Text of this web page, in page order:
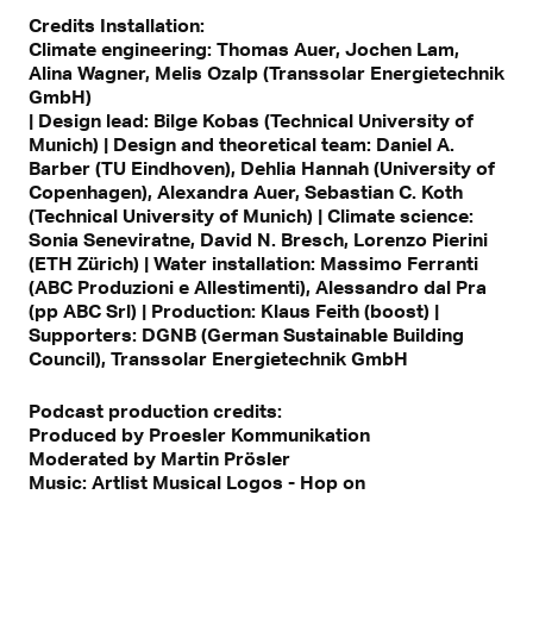
Credits Installation:
Climate engineering: Thomas Auer, Jochen Lam,
Alina Wagner, Melis Ozalp (Transsolar Energietechnik
GmbH)
| Design lead: Bilge Kobas (Technical University of
Munich) | Design and theoretical team: Daniel A.
Barber (TU Eindhoven), Dehlia Hannah (University of
Copenhagen), Alexandra Auer, Sebastian C. Koth
(Technical University of Munich) | Climate science:
Sonia Seneviratne, David N. Bresch, Lorenzo Pierini
(ETH Zürich) | Water installation: Massimo Ferranti
(ABC Produzioni e Allestimenti), Alessandro dal Pra
(pp ABC Srl) | Production: Klaus Feith (boost) |
Supporters: DGNB (German Sustainable Building
Council), Transsolar Energietechnik GmbH
Podcast production credits:
Produced by Proesler Kommunikation
Moderated by Martin Prösler
Music: Artlist Musical Logos - Hop on